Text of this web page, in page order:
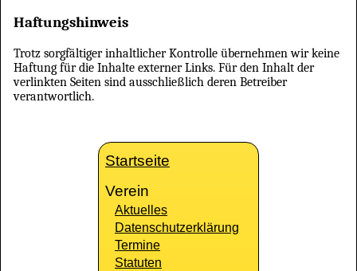
Haftungshinweis
Trotz sorgfältiger inhaltlicher Kontrolle übernehmen wir keine
Haftung für die Inhalte externer Links. Für den Inhalt der
verlinkten Seiten sind ausschließlich deren Betreiber
verantwortlich.
Startseite
Verein
Aktuelles
Datenschutzerklärung
Termine
Statuten